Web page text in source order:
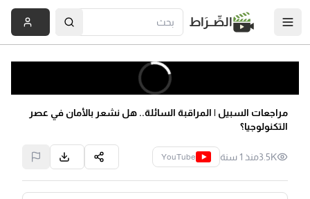
الصِّــرَاط
مراجعات السبيل | المراقبة السائلة.. هل نشعر بالأمان في عصر
التكنولوجيا؟
3.5Kمنذ 1 سنة YouTube